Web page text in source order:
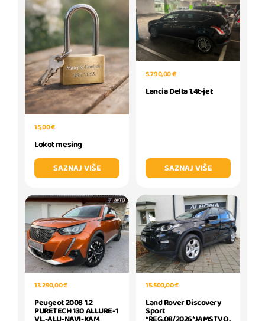
15,00 €
Lokot mesing
SAZNAJ VIŠE
5.790,00 €
Lancia Delta 1.4t-jet
SAZNAJ VIŠE
13.290,00 €
Peugeot 2008 1.2
PURETECH 130 ALLURE-1
15.500,00 €
Land Rover Discovery
Sport